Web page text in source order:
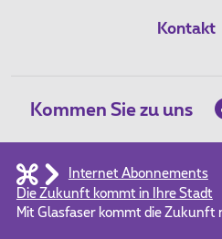
Kontakt
Kommen Sie zu uns
Internet Abonnements
Die Zukunft kommt in Ihre Stadt
Mit Glasfaser kommt die Zukunft